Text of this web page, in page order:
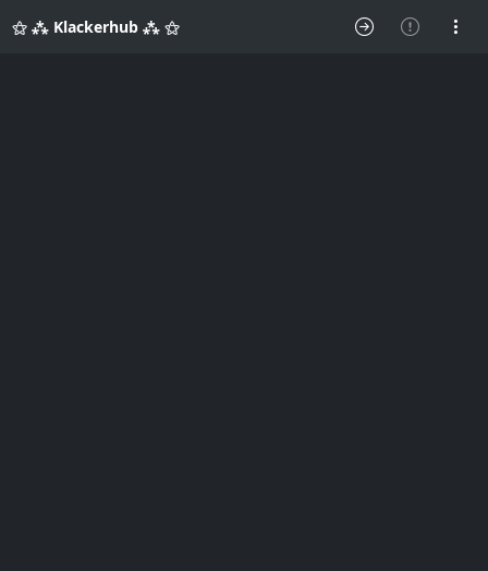
⚝ ⁂ Klackerhub ⁂ ⚝